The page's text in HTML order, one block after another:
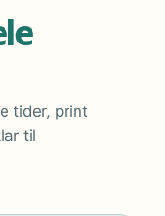
tider, print
til